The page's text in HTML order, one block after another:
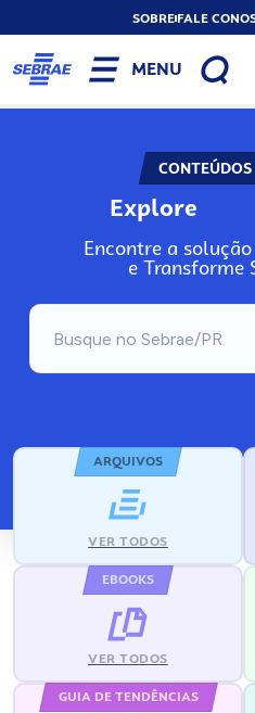
SOBREFALE
MENU
Explore
Encontre a
e Transforme
ARQUIVOS
VER TODOS
EBOOKS
VER TODOS
GUIA DE TENDÊNCIAS